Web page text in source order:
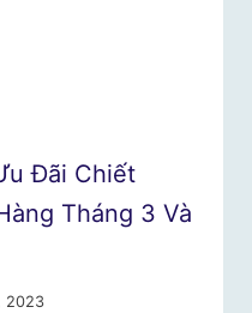
Đãi Chiết
Tháng 3 Và
2023